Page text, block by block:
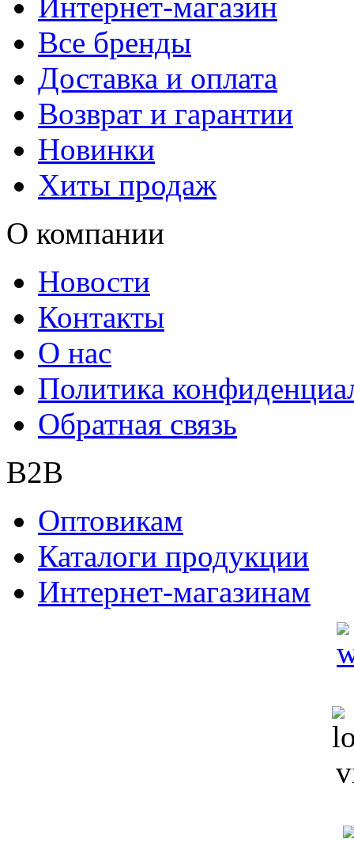
Интернет-магазин
Все бренды
Доставка и оплата
Возврат и гарантии
Новинки
Хиты продаж
О компании
Новости
Контакты
О нас
Политика
Обратная связь
B2B
Оптовикам
Каталоги продукции
Интернет-магазинам